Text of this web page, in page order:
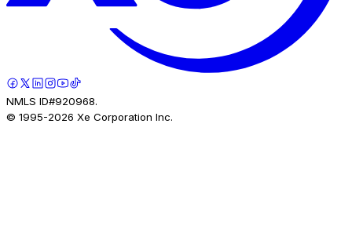
NMLS ID#920968.
© 1995-2026 Xe Corporation Inc.